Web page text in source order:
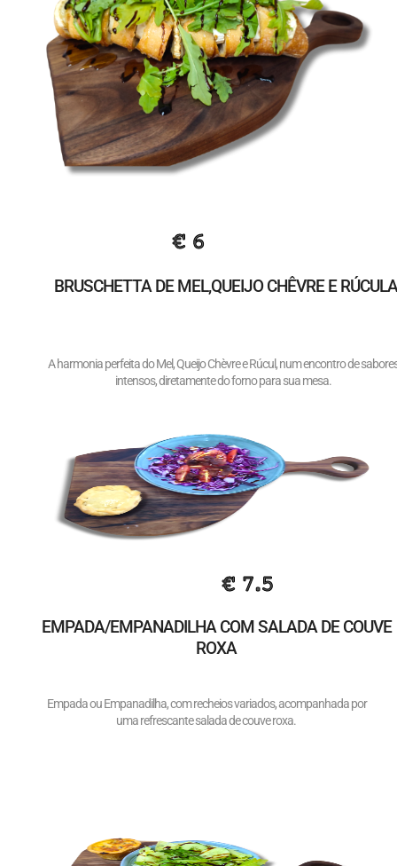
€ 6
BRUSCHETTA DE MEL,QUEIJO CHÊVRE E RÚCULA
A harmonia perfeita do Mel, Queijo Chèvre e Rúcul, num encontro de
intensos, diretamente do forno para sua mesa.
€ 7.5
EMPADA/EMPANADILHA COM SALADA DE COUVE
ROXA
Empada ou Empanadilha, com recheios variados, acompanhada por
uma refrescante salada de couve roxa.